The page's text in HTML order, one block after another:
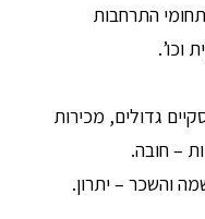
התרחבות
וכו’.
גדולים, מכירות
– חובה.
והשכר – יתרון.